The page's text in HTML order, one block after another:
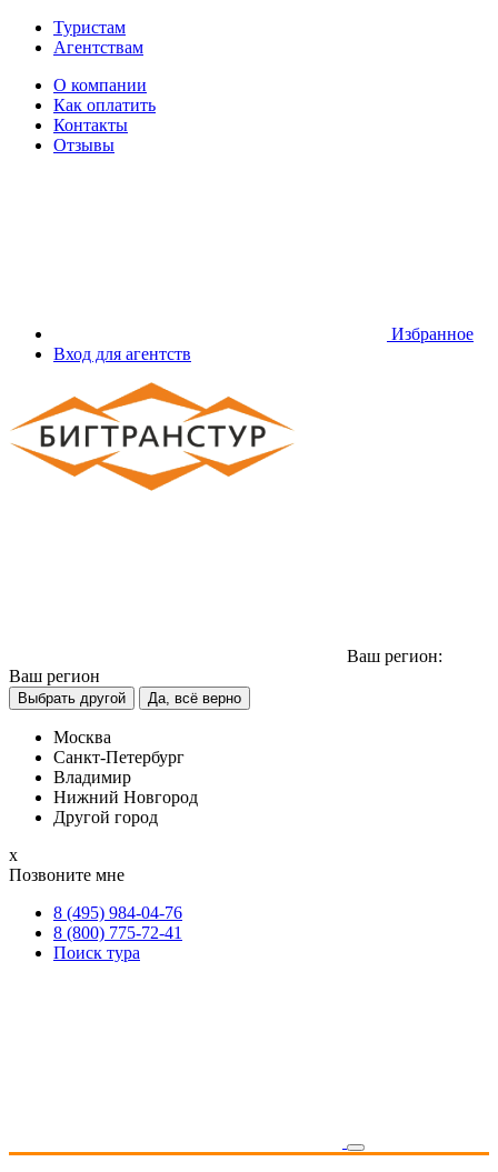
Туристам
Агентствам
О компании
Как оплатить
Контакты
Отзывы
Избранное
Вход для агентств
Ваш регион:
Ваш регион
Выбрать другой Да, всё верно
Москва
Санкт-Петербург
Владимир
Нижний Новгород
Другой город
х
Позвоните мне
8 (495) 984-04-76
8 (800) 775-72-41
Поиск тура